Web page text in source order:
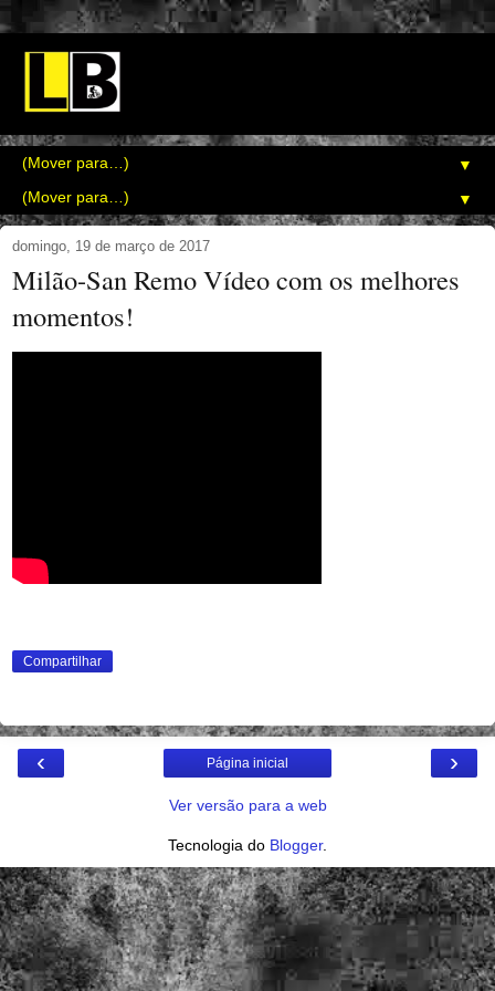
▼
▼
domingo, 19 de março de 2017
Milão-San Remo Vídeo com os melhores
momentos!
Compartilhar
‹ ›
Página inicial
Ver versão para a web
Tecnologia do Blogger.